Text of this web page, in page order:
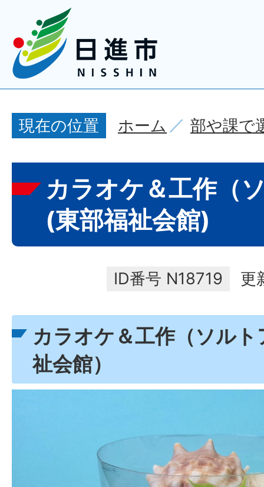
現在の位置 ホーム 部や課で
カラオケ＆工作（
(東部福祉会館)
ID番号 N18719 更
カラオケ＆工作（ソル
祉会館）